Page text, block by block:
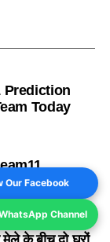
Prediction
Today
Hundred
Our Facebook
Channel